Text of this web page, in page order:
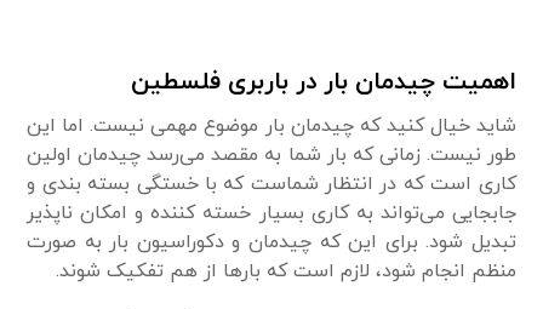
اهمیت چیدمان بار در باربری فلسطین
شاید خیال کنید که چیدمان بار موضوع مهمی نیست. اما این
طور نیست. زمانی که بار شما به مقصد می‌رسد چیدمان اولین
کاری است که در انتظار شماست که با خستگی بسته بندی و
جابجایی می‌تواند به کاری بسیار خسته کننده و امکان ناپذیر
تبدیل شود. برای این که چیدمان و دکوراسیون بار به صورت
منظم انجام شود، لازم است که بارها از هم تفکیک شوند.